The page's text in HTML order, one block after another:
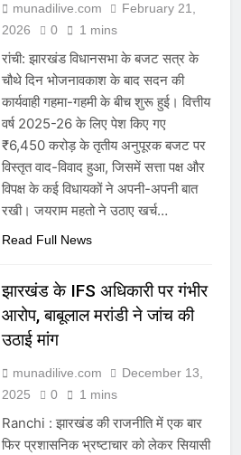
munadilive.com
February 21,
2026
0 1 mins
रांची: झारखंड विधानसभा के बजट सत्र के
चौथे दिन भोजनावकाश के बाद सदन की
कार्यवाही गहमा-गहमी के बीच शुरू हुई। वित्तीय
वर्ष 2025-26 के लिए पेश किए गए
₹6,450 करोड़ के तृतीय अनुपूरक बजट पर
विस्तृत वाद-विवाद हुआ, जिसमें सत्ता पक्ष और
विपक्ष के कई विधायकों ने अपनी-अपनी बात
रखी। जयराम महतो ने उठाए खर्च…
Read Full News
झारखंड के IFS अधिकारी पर गंभीर
आरोप, बाबूलाल मरांडी ने जांच की
उठाई मांग
munadilive.com
December 13,
2025
0 1 mins
Ranchi : झारखंड की राजनीति में एक बार
फिर प्रशासनिक भ्रष्टाचार को लेकर सियासी